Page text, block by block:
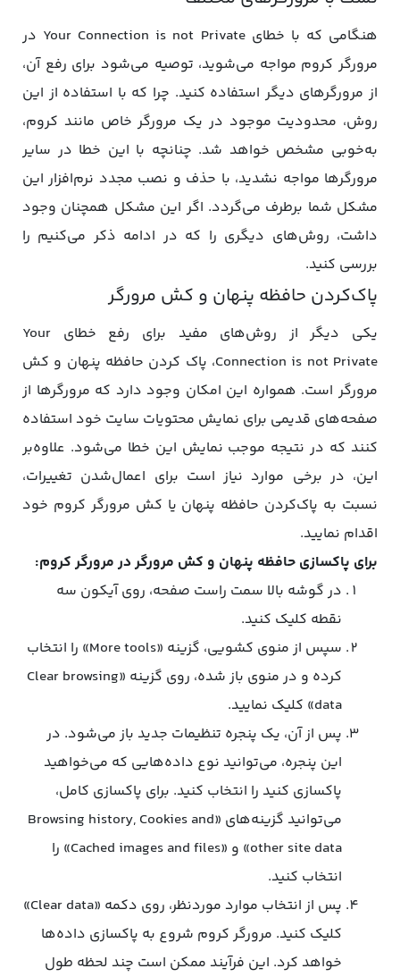
هنگامی که با خطای Your Connection is not Private در
مرورگر کروم مواجه می‌شوید، توصیه می‌شود برای رفع آن،
از مرورگرهای دیگر استفاده کنید. چرا که با استفاده از این
روش، محدودیت موجود در یک مرورگر خاص مانند کروم،
به‌خوبی مشخص خواهد شد. چنانچه با این خطا در سایر
مرورگرها مواجه نشدید، با حذف و نصب مجدد نرم‌افزار این
مشکل شما برطرف می‌گردد. اگر این مشکل همچنان وجود
داشت، روش‌های دیگری را که در ادامه ذکر می‌کنیم را
بررسی کنید.
پاک‌کردن حافظه پنهان و کش مرورگر
یکی دیگر از روش‌های مفید برای رفع خطای Your
Connection is not Private، پاک کردن حافظه پنهان و کش
مرورگر است. همواره این امکان وجود دارد که مرورگرها از
صفحه‌های قدیمی برای نمایش محتویات سایت خود استفاده
کنند که در نتیجه موجب نمایش این خطا می‌شود. علاوه‌بر
این، در برخی موارد نیاز است برای اعمال‌شدن تغییرات،
نسبت به پاک‌کردن حافظه پنهان یا کش مرورگر کروم خود
اقدام نمایید.
برای پاکسازی حافظه پنهان و کش مرورگر در مرورگر کروم:
در گوشه بالا سمت راست صفحه، روی آیکون سه
نقطه کلیک کنید.
سپس از منوی کشویی، گزینه «More tools» را انتخاب
کرده و در منوی باز شده، روی گزینه «Clear browsing
data» کلیک نمایید.
پس از آن، یک پنجره تنظیمات جدید باز می‌شود. در
این پنجره، می‌توانید نوع داده‌هایی که می‌خواهید
پاکسازی کنید را انتخاب کنید. برای پاکسازی کامل،
می‌توانید گزینه‌های «Browsing history, Cookies and
other site data» و «Cached images and files» را
انتخاب کنید.
پس از انتخاب موارد موردنظر، روی دکمه «Clear data»
کلیک کنید. مرورگر کروم شروع به پاکسازی داده‌ها
خواهد کرد. این فرآیند ممکن است چند لحظه طول